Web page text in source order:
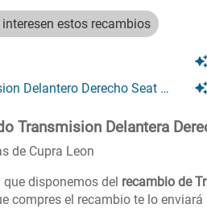
estos recambios
Delantero Derecho Seat Leon
Transmision Delantera
de Cupra Leon
que disponemos del recambio de
compres el recambio te lo